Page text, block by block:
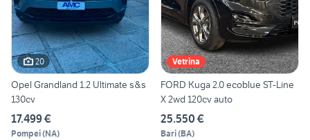
20
Opel Grandland 1.2 Ultimate s&s
130cv
17.499 €
Pompei(NA)
Vetrina
FORD Kuga 2.0 ecoblue ST-Line
X 2wd 120cv auto
25.550 €
Bari(BA)